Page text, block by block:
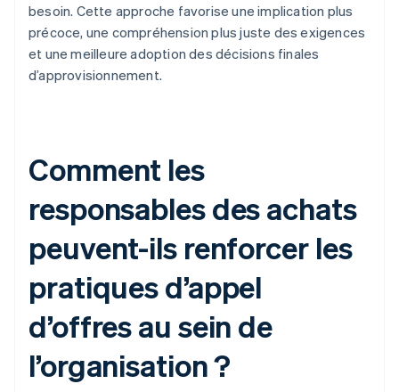
besoin. Cette approche favorise une implication plus
précoce, une compréhension plus juste des exigences
et une meilleure adoption des décisions finales
d’approvisionnement.
Comment les
responsables des achats
peuvent-ils renforcer les
pratiques d’appel
d’offres au sein de
l’organisation ?